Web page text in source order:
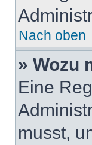
Nach oben
» Wozu
Eine
musst,